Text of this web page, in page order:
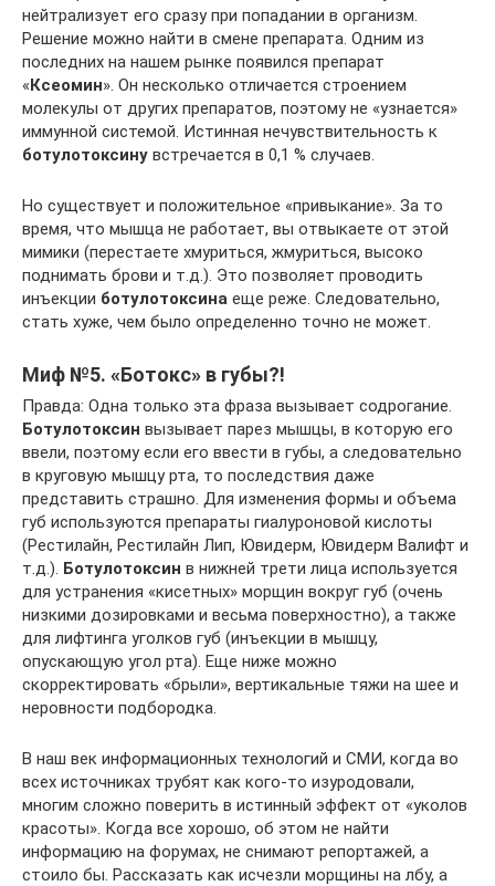
нейтрализует его сразу при попадании в организм.
Решение можно найти в смене препарата. Одним из
последних на нашем рынке появился препарат
«Ксеомин». Он несколько отличается строением
молекулы от других препаратов, поэтому не «узнается»
иммунной системой. Истинная нечувствительность к
ботулотоксину встречается в 0,1 % случаев.
Но существует и положительное «привыкание». За то
время, что мышца не работает, вы отвыкаете от этой
мимики (перестаете хмуриться, жмуриться, высоко
поднимать брови и т.д.). Это позволяет проводить
инъекции ботулотоксина еще реже. Следовательно,
стать хуже, чем было определенно точно не может.
Миф №5. «Ботокс» в губы?!
Правда: Одна только эта фраза вызывает содрогание.
Ботулотоксин вызывает парез мышцы, в которую его
ввели, поэтому если его ввести в губы, а следовательно
в круговую мышцу рта, то последствия даже
представить страшно. Для изменения формы и объема
губ используются препараты гиалуроновой кислоты
(Рестилайн, Рестилайн Лип, Ювидерм, Ювидерм Валифт и
т.д.). Ботулотоксин в нижней трети лица используется
для устранения «кисетных» морщин вокруг губ (очень
низкими дозировками и весьма поверхностно), а также
для лифтинга уголков губ (инъекции в мышцу,
опускающую угол рта). Еще ниже можно
скорректировать «брыли», вертикальные тяжи на шее и
неровности подбородка.
В наш век информационных технологий и СМИ, когда во
всех источниках трубят как кого-то изуродовали,
многим сложно поверить в истинный эффект от «уколов
красоты». Когда все хорошо, об этом не найти
информацию на форумах, не снимают репортажей, а
стоило бы. Рассказать как исчезли морщины на лбу, а